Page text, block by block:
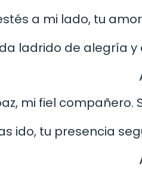
a mi lado, tu
ladrido de alegría
mi fiel
ido, tu presencia